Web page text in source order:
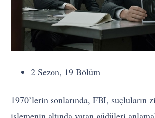
2 Sezon, 19 Bölüm
1970’lerin sonlarında, FBI, suçluların